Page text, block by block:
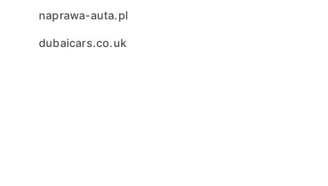
naprawa-auta.pl
dubaicars.co.uk